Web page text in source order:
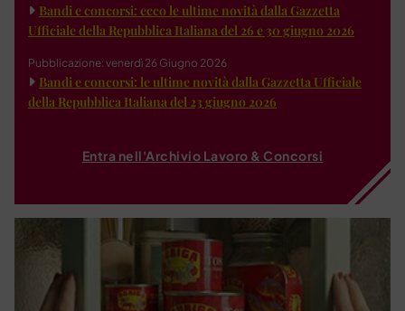
Bandi e concorsi: ecco le ultime novità dalla Gazzetta
Ufficiale della Repubblica Italiana del 26 e 30 giugno 2026
Pubblicazione: venerdì 26 Giugno 2026
Bandi e concorsi: le ultime novità dalla Gazzetta Ufficiale
della Repubblica Italiana del 23 giugno 2026
Entra nell'Archivio Lavoro & Concorsi